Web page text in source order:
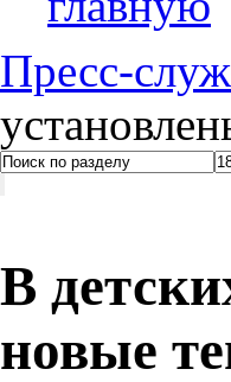
Пресс-
В
новые